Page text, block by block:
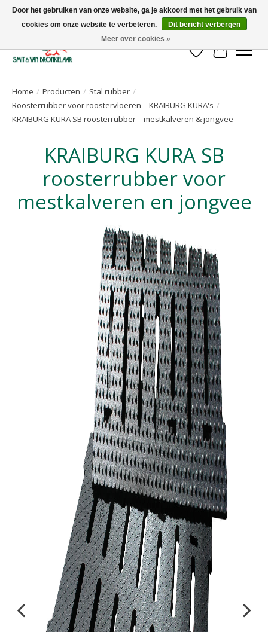
Uw leverancier voor stalinrichtingen en het opruwen van betonvloeren!
Verlanglijst
Home / Producten / Stal rubber /
Roosterrubber voor roostervloeren – KRAIBURG KURA's /
KRAIBURG KURA SB roosterrubber – mestkalveren & jongvee
KRAIBURG KURA SB
roosterrubber voor
mestkalveren en jongvee
Door het gebruiken van onze website, ga je akkoord met het gebruik van
cookies om onze website te verbeteren.
Dit bericht verbergen
Meer over cookies »